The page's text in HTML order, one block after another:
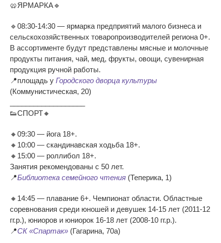
🥨ЯРМАРКА🔹
🔹08:30-14:30 — ярмарка предприятий малого бизнеса и
сельскохозяйственных товаропроизводителей региона 0+.
В ассортименте будут представлены мясные и молочные
продукты питания, чай, мед, фрукты, овощи, сувенирная
продукция ручной работы.
📍площадь у Городского дворца культуры
(Коммунистическая, 20)
👟СПОРТ🔸
🔸09:30 — йога 18+.
🔸10:00 — скандинавская ходьба 18+.
🔸15:00 — роллибол 18+.
Занятия рекомендованы с 50 лет.
📍Библиотека семейного чтения (Теперика, 1)
🔸14:45 — плавание 6+. Чемпионат области. Областные
соревнования среди юношей и девушек 14-15 лет (2011-12
гг.р.), юниоров и юниорок 16-18 лет (2008-10 гг.р.).
📍СК «Спартак» (Гагарина, 70а)